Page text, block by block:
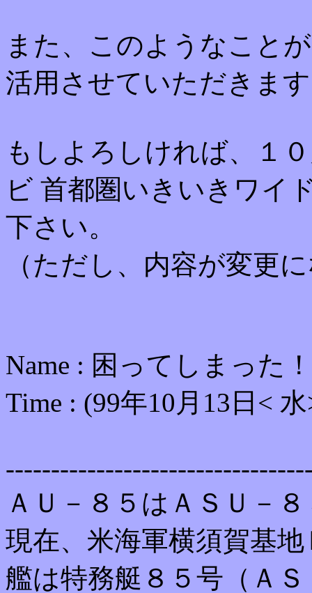
また、このようなこと
活用させていただきま
もしよろしければ、１
ビ 首都圏いきいきワイ
下さい。
（ただし、内容が変更
Name : 困ってしまった
Time : (99年10月13日<
ＡＵ－８５はＡＳＵ－
現在、米海軍横須賀基
艦は特務艇８５号（Ａ